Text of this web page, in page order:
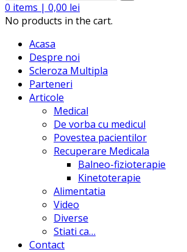
0 items | 0,00 lei
No products in the cart.
Acasa
Despre noi
Scleroza Multipla
Parteneri
Articole
Medical
De vorba cu medicul
Povestea pacientilor
Recuperare Medicala
Balneo-fizioterapie
Kinetoterapie
Alimentatia
Video
Diverse
Stiati ca…
Contact